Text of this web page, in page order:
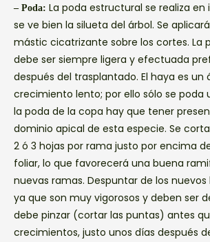
– Poda: La poda estructural se realiza en
se ve bien la silueta del árbol. Se
mástic cicatrizante sobre los cortes. La
debe ser siempre ligera y efectuada
después del trasplantado. El haya es un
crecimiento lento; por ello sólo se poda
la poda de la copa hay que tener
dominio apical de esta especie. Se
2 ó 3 hojas por rama justo por encima
foliar, lo que favorecerá una buena
nuevas ramas. Despuntar de los
ya que son muy vigorosos y deben ser
debe pinzar (cortar las puntas) antes
crecimientos, justo unos días después